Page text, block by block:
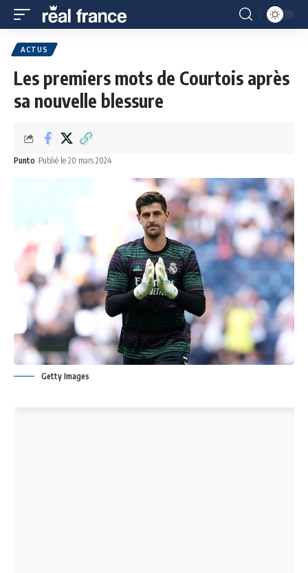
ACTUS
Les premiers mots de Courtois après
sa nouvelle blessure
Punto Publié le 20 mars 2024
Getty Images